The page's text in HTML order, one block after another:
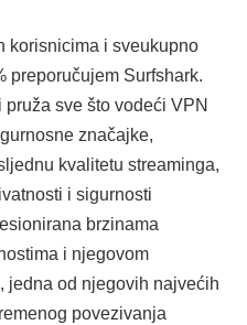
korisnicima i sveukupno
preporučujem Surfshark.
sve što vodeći VPN
značajke,
kvalitetu streaminga,
i sigurnosti
brzinama
i njegovom
jedna od njegovih najvećih
povezivanja